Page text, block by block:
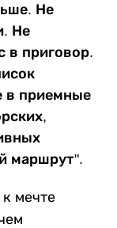
Не
Не
в приговор.
в приемные
маршрут".
мечте